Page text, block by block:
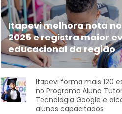
Itapevi melhora nota no
2025 e registra maior
educacional da região
A rede municipal de ensino
Itapevi forma mais 120
no Programa Aluno
Tecnologia Google e
alunos capacitados